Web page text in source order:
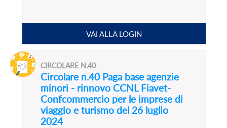
VAI ALLA LOGIN
CIRCOLARE N.40
Circolare n.40 Paga base agenzie
minori - rinnovo CCNL Fiavet-
Confcommercio per le imprese di
viaggio e turismo del 26 luglio
2024